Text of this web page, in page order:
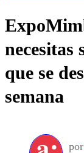
necesitas
que se
semana
por